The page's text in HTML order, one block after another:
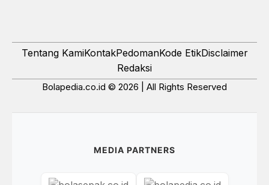
Tentang KamiKontakPedomanKode EtikDisclaimer
Redaksi
Bolapedia.co.id © 2026 | All Rights Reserved
MEDIA PARTNERS